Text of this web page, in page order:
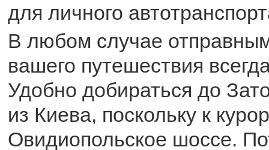
для личного
В любом случае
вашего путешествия
Удобно добираться до
из Киева, поскольку к
Овидиопольское шоссе.